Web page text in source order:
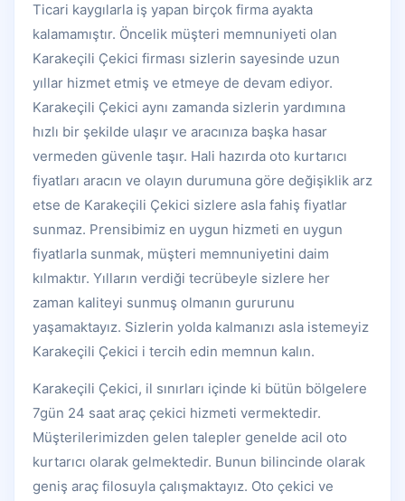
Ticari kaygılarla iş yapan birçok firma ayakta
kalamamıştır. Öncelik müşteri memnuniyeti olan
Karakeçili Çekici firması sizlerin sayesinde uzun
yıllar hizmet etmiş ve etmeye de devam ediyor.
Karakeçili Çekici aynı zamanda sizlerin yardımına
hızlı bir şekilde ulaşır ve aracınıza başka hasar
vermeden güvenle taşır. Hali hazırda oto kurtarıcı
fiyatları aracın ve olayın durumuna göre değişiklik arz
etse de Karakeçili Çekici sizlere asla fahiş fiyatlar
sunmaz. Prensibimiz en uygun hizmeti en uygun
fiyatlarla sunmak, müşteri memnuniyetini daim
kılmaktır. Yılların verdiği tecrübeyle sizlere her
zaman kaliteyi sunmuş olmanın gururunu
yaşamaktayız. Sizlerin yolda kalmanızı asla istemeyiz
Karakeçili Çekici i tercih edin memnun kalın.
Karakeçili Çekici, il sınırları içinde ki bütün bölgelere
7gün 24 saat araç çekici hizmeti vermektedir.
Müşterilerimizden gelen talepler genelde acil oto
kurtarıcı olarak gelmektedir. Bunun bilincinde olarak
geniş araç filosuyla çalışmaktayız. Oto çekici ve